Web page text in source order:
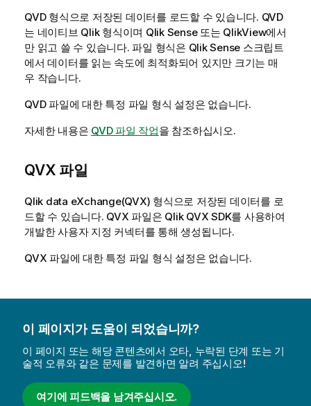
QVD 형식으로 저장된 데이터를 로드할 수 있습니다. QVD
는 네이티브 Qlik형식이며 Qlik Sense또는 QlikView에서
만 읽고 쓸 수 있습니다. 파일 형식은 Qlik Sense 스크립트
에서 데이터를 읽는 속도에 최적화되어 있지만 크기는 매
우 작습니다.
QVD파일에 대한 특정 파일 형식 설정은 없습니다.
자세한 내용은 QVD 파일 작업을 참조하십시오.
QVX 파일
Qlik data eXchange(QVX) 형식으로 저장된 데이터를 로
드할 수 있습니다. QVX 파일은 Qlik QVX SDK를 사용하여
개발한 사용자 지정 커넥터를 통해 생성됩니다.
QVX 파일에 대한 특정 파일 형식 설정은 없습니다.
이 페이지가 도움이 되었습니까?
이 페이지 또는 해당 콘텐츠에서 오타, 누락된 단계 또는 기
술적 오류와 같은 문제를 발견하면 알려 주십시오!
여기에 피드백을 남겨주십시오.